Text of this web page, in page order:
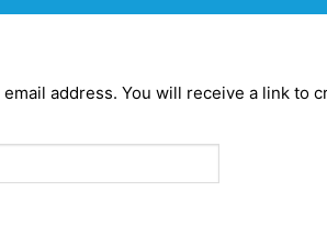
address. You will receive a link to